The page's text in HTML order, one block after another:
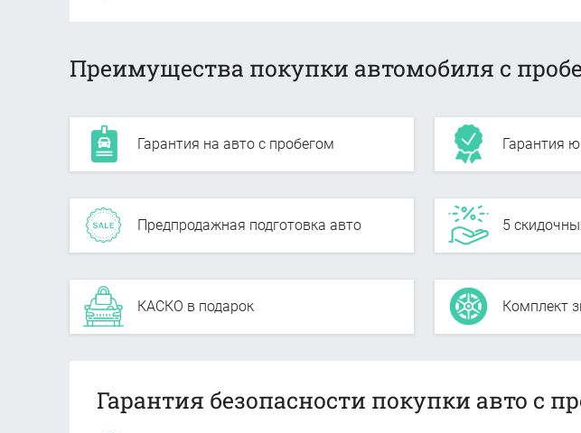
Преимущества покупки автомобиля с
Гарантия на авто с пробегом Гарантия
Предпродажная подготовка авто 5
КАСКО в подарок Комплект
Гарантия безопасности покупки авто с